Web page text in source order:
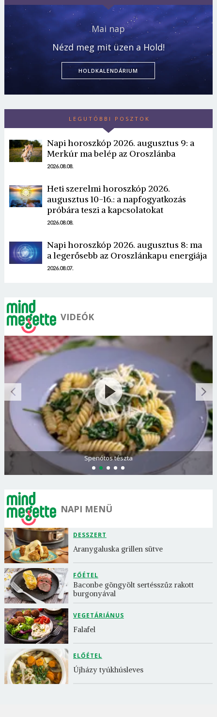
Mai nap
Nézd meg mit üzen a Hold!
HOLDKALENDÁRIUM
LEGUTÓBBI POSZTOK
Napi horoszkóp 2026. augusztus 9: a
Merkúr ma belép az Oroszlánba
2026.08.08.
Heti szerelmi horoszkóp 2026.
augusztus 10-16.: a napfogyatkozás
próbára teszi a kapcsolatokat
2026.08.08.
Napi horoszkóp 2026. augusztus 8: ma
a legerősebb az Oroszlánkapu energiája
2026.08.07.
VIDEÓK
Spenótos tészta
NAPI MENÜ
DESSZERT
Aranygaluska grillen sütve
FŐÉTEL
Baconbe göngyölt sertésszűz rakott
burgonyával
VEGETÁRIÁNUS
Falafel
ELŐÉTEL
Újházy tyúkhúsleves
Borsonline bejelentkezés
E-mail cím vagy felhasználónév
Mégse